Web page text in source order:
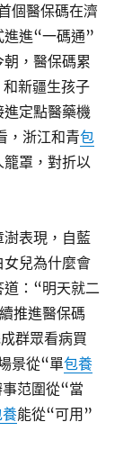
個醫保碼在濟
進進“一碼通”
，醫保碼累
新疆生孩子
定點醫藥機
，浙江和青包
罩，對折以
表現，自藍
兒為什麼會
道：“明天就二
推進醫保碼
群眾看病買
景從“單包養
范圍從“當
能從“可用”